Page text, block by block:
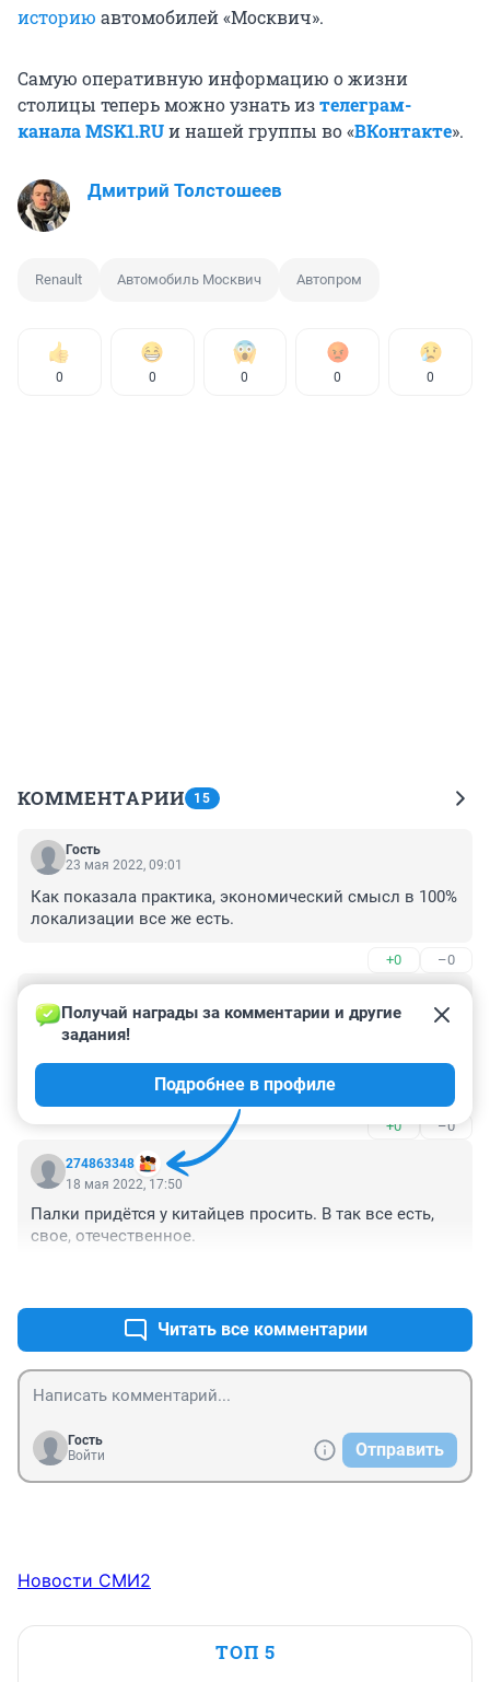
историю автомобилей «Москвич».
Самую оперативную информацию о жизни
столицы теперь можно узнать изтелеграм-
канала MSK1.RUи нашей группы во «ВКонтакте».
Дмитрий Толстошеев
Renault Автомобиль Москвич Автопром
0 0 0 0 0
КОММЕНТАРИИ 15
Гость
23 мая 2022, 09:01
Как показала практика, экономический смысл в 100%
локализации все же есть.
+0 –0
18 мая 2022, 20:03
Значит электромобиль от Прохорова - нет . А от
Собянин а - да . Железно . Причем обслуживание и
утилизация менее выгодно экономически . Флаг им .
+0 –0
274863348
Получай награды за комментарии и другие
задания!
Подробнее в профиле
18 мая 2022, 17:50
Палки придётся у китайцев просить. В так все есть,
свое, отечественное.
Читать все комментарии
Гость
Войти
Отправить
Новости СМИ2
ТОП 5